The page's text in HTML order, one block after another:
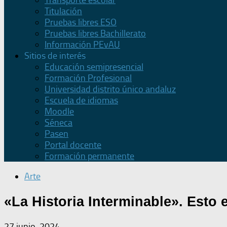
Titulación
Pruebas libres ESO
Pruebas libres Bachillerato
Información PEvAU
Sitios de interés
Educación semipresencial
Formación Profesional
Universidad distrito único andaluz
Escuela de idiomas
Moodle
Séneca
Pasen
Portal docente
Formación permanente
Arte
«La Historia Interminable». Esto